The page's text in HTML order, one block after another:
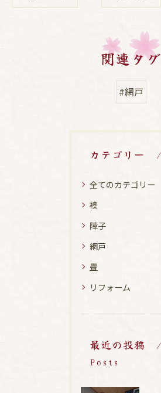
関連タグ
#網戸
カテゴリー
全てのカテゴリー
襖
障子
網戸
畳
リフォーム
最近の投稿
Posts